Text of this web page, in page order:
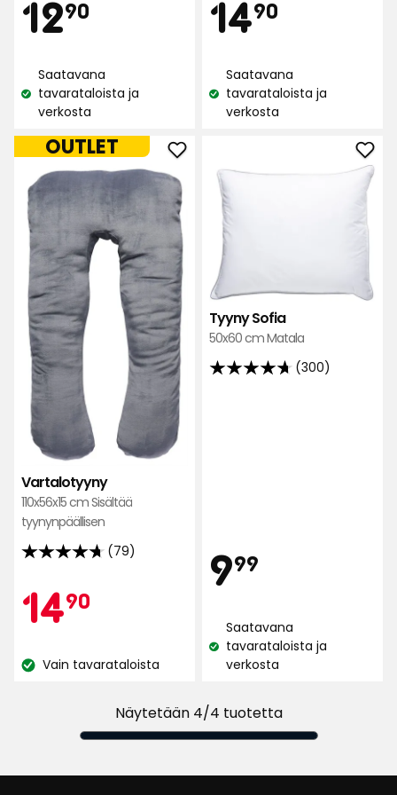
5:stä,
300
perusteella
Hinta
1290
€
Katso
saatavuus:
Saatavana
tavarataloista ja
verkosta
arvostelun
perusteella
1490
€
Katso
saatavuus:
Saatavana
tavarataloista ja
verkosta
Vartalotyyny
110x56x15 cm Sisältää
tyynynpäällisen
(79)
4.7
5:stä,
79
perusteella
1490
€
OUTLET
KatsoVain tavarataloista
Lisää
Vartalotyyny
suosikkeihin
Tyyny Sofia
50x60 cm Matala
(300)
4.7
999
€
Katso
saatavuus:
Saatavana
tavarataloista ja
verkosta
Näytetään 4/4 tuotetta